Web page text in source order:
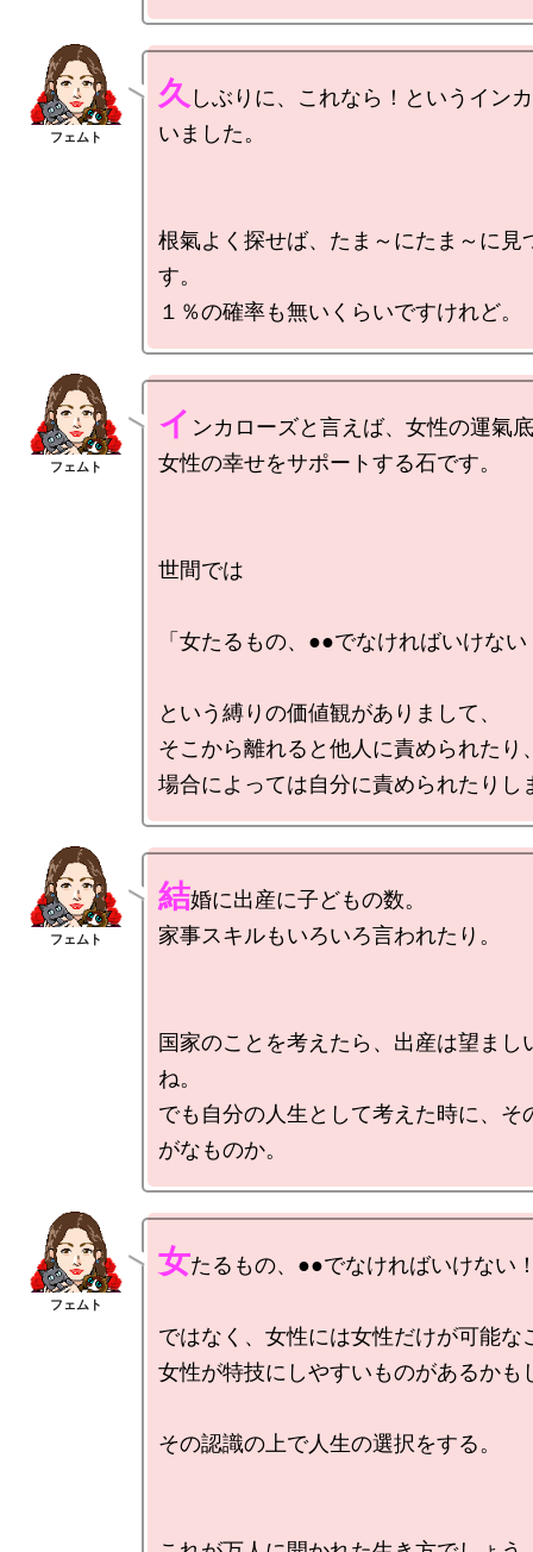
久 しぶりに、これなら！というイン
いました。
根氣よく探せば、たま～にたま～に見
す。
イ ンカローズと言えば、女性の運氣
女性の幸せをサポートする石です。
世間では
「女たるもの、●●でなければいけない
という縛りの価値観がありまして、
そこから離れると他人に責められたり
結婚に出産に子どもの数。
家事スキルもいろいろ言われたり。
国家のことを考えたら、出産は望まし
ね。
でも自分の人生として考えた時に、そ
女たるもの、●●でなければいけない
ではなく、女性には女性だけが可能な
女性が特技にしやすいものがあるかも
その認識の上で人生の選択をする。